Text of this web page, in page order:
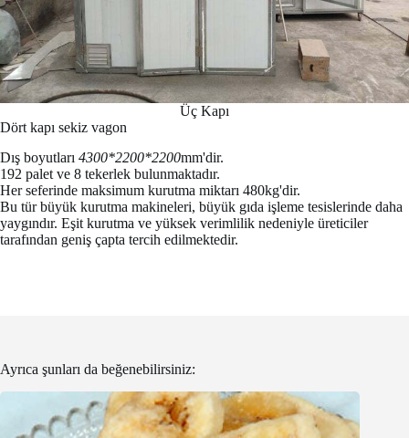
Üç Kapı
Dört kapı sekiz vagon
Dış boyutları 4300*2200*2200mm'dir.
192 palet ve 8 tekerlek bulunmaktadır.
Her seferinde maksimum kurutma miktarı 480kg'dir.
Bu tür büyük kurutma makineleri, büyük gıda işleme tesislerinde daha
yaygındır. Eşit kurutma ve yüksek verimlilik nedeniyle üreticiler
tarafından geniş çapta tercih edilmektedir.
Ayrıca şunları da beğenebilirsiniz: